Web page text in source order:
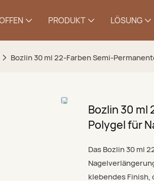
PRODUKT LÖSUNG
Bozlin 30 ml 22-Farben Semi-
Bozlin 30
Polygel für
Das Bozlin 30 ml
klebendes Finish,